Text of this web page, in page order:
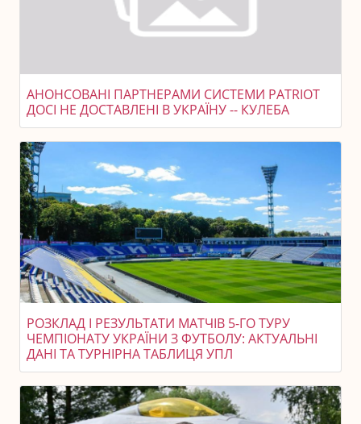
АНОНСОВАНІ ПАРТНЕРАМИ СИСТЕМИ PATRIOT
ДОСІ НЕ ДОСТАВЛЕНІ В УКРАЇНУ -- КУЛЕБА
РОЗКЛАД І РЕЗУЛЬТАТИ МАТЧІВ 5-ГО ТУРУ
ЧЕМПІОНАТУ УКРАЇНИ З ФУТБОЛУ: АКТУАЛЬНІ
ДАНІ ТА ТУРНІРНА ТАБЛИЦЯ УПЛ